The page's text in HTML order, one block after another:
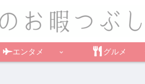
エンタメ グルメ